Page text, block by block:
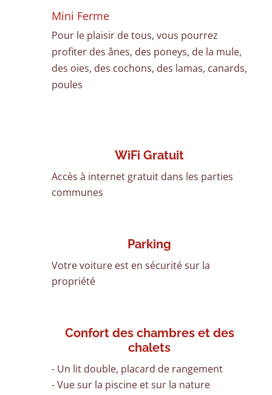
Mini Ferme
Pour le plaisir de tous, vous pourrez
profiter des ânes, des poneys, de la mule,
des oies, des cochons, des lamas, canards,
poules
WiFi Gratuit
Accès à internet gratuit dans les parties
communes
Parking
Votre voiture est en sécurité sur la
propriété
Confort des chambres et des
chalets
- Un lit double, placard de rangement
- Vue sur la piscine et sur la nature